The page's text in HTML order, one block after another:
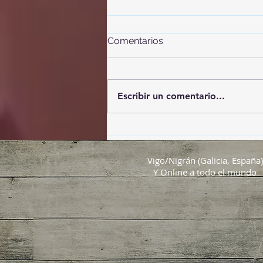
pesticidas
Comentarios
Escribir un comentario...
Vigo/Nigrán (Galicia, España)
Y Online a todo el mundo